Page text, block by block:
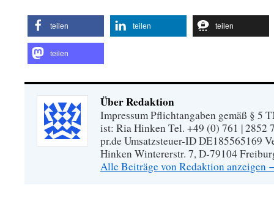
teilen teilen teilen
teilen
Über Redaktion
Impressum Pflichtangaben gemäß § 5
ist: Ria Hinken Tel. +49 (0) 761 | 2852
pr.de Umsatzsteuer-ID DE185565169
Hinken Wintererstr. 7, D-79104
Alle Beiträge von Redaktion anzeigen